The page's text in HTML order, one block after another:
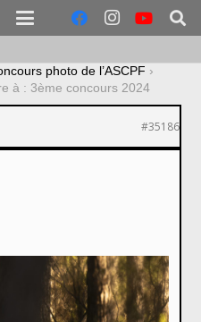
photo de l’ASCPF ›
à : 3ème concours 2024
#35186